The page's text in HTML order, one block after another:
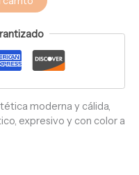
moderna y cálida,
expresivo y con color a